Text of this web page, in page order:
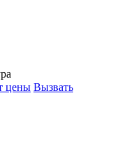
цены Вызвать